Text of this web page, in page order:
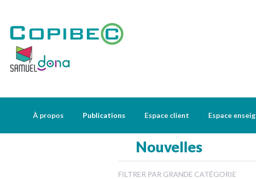
À propos Publications Espace client Espace
Nouvelles
FILTRER PAR GRANDE CATÉGORIE